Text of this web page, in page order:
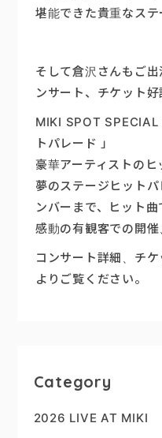
堪能できた貴重なステ
そして倉沢さんもご
ンサート、チケット好
MIKI SPOT
トパレード 」
豪華アーティストの
夢のステージヒット
ンバーまで、ヒット曲
感動の有観客での開催
コンサート詳細、チ
よりご覧ください。
Category
2026 LIVE AT MIKI